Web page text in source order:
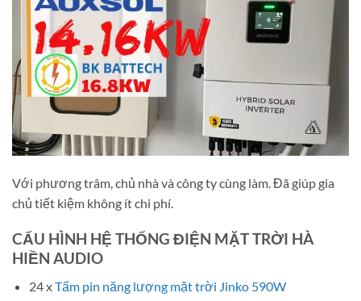
Với phương trâm, chủ nhà và công ty cùng làm. Đã giúp gia
chủ tiết kiệm không ít chi phí.
CẤU HÌNH HỆ THỐNG ĐIỆN MẶT TRỜI HÀ
HIỀN AUDIO
24 xTấm pin năng lượng mặt trời Jinko 590W